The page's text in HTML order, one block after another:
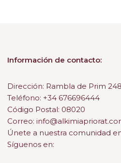
Información de contacto:
Dirección: Rambla de Prim 248
Teléfono: +34 676696444
Código Postal: 08020
Correo:
Únete a nuestra comunidad
Síguenos en: